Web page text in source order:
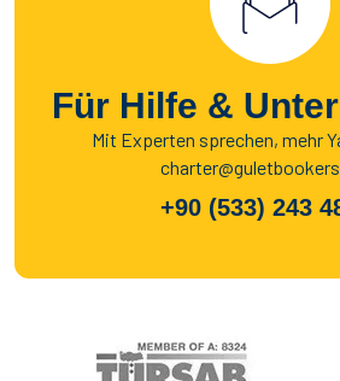
Für Hilfe &
Mit Experten sprechen, mehr
+90 (533) 243